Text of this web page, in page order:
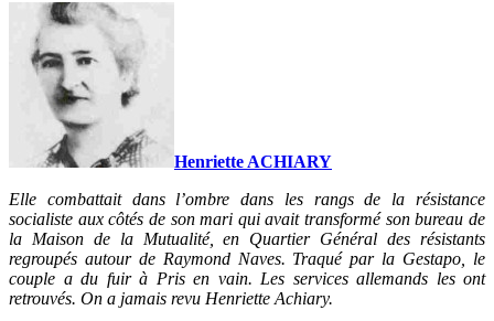
Henriette ACHIARY
Elle combattait dans l’ombre dans les rangs de la résistance
socialiste aux côtés de son mari qui avait transformé son bureau de
la Maison de la Mutualité, en Quartier Général des résistants
regroupés autour de Raymond Naves. Traqué par la Gestapo, le
couple a du fuir à Pris en vain. Les services allemands les ont
retrouvés. On a jamais revu Henriette Achiary.